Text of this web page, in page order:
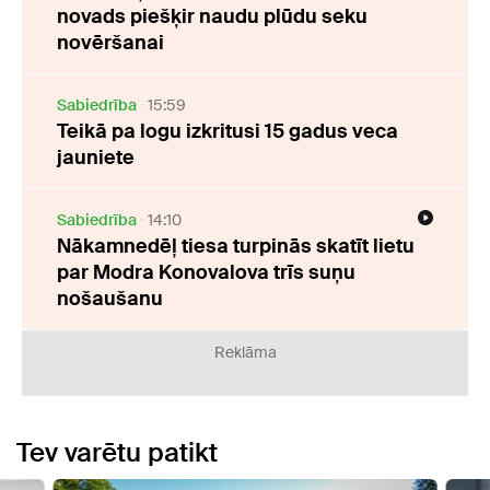
novads piešķir naudu plūdu seku
novēršanai
Sabiedrība 15:59
Teikā pa logu izkritusi 15 gadus veca
jauniete
Sabiedrība 14:10
Nākamnedēļ tiesa turpinās skatīt lietu
par Modra Konovalova trīs suņu
nošaušanu
Reklāma
Tev varētu patikt